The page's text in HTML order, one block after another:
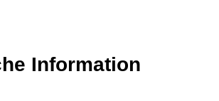
Information